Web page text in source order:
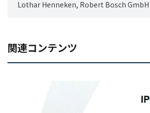
Lothar Henneken, Robert Bosch GmbH
関連コンテンツ